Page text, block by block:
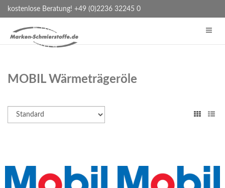
kostenlose Beratung! +49 (0)2236 32245 0
MOBIL Wärmeträgeröle